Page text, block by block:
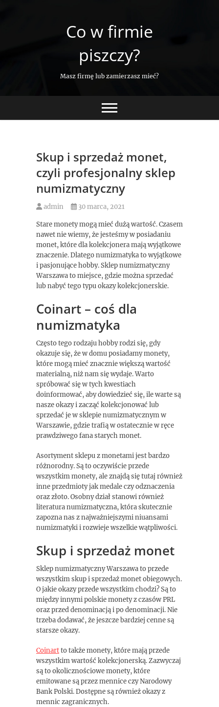
Co w firmie
piszczy?
Masz firmę lub zamierzasz mieć?
Skup i sprzedaż monet,
czyli profesjonalny sklep
numizmatyczny
admin 30 marca, 2021
Stare monety mogą mieć dużą wartość. Czasem
nawet nie wiemy, że jesteśmy w posiadaniu
monet, które dla kolekcjonera mają wyjątkowe
znaczenie. Dlatego numizmatyka to wyjątkowe
i pasjonujące hobby. Sklep numizmatyczny
Warszawa to miejsce, gdzie można sprzedać
lub nabyć tego typu okazy kolekcjonerskie.
Coinart – coś dla
numizmatyka
Często tego rodzaju hobby rodzi się, gdy
okazuje się, że w domu posiadamy monety,
które mogą mieć znacznie większą wartość
materialną, niż nam się wydaje. Warto
spróbować się w tych kwestiach
doinformować, aby dowiedzieć się, ile warte są
nasze okazy i zacząć kolekcjonować lub
sprzedać je w sklepie numizmatycznym w
Warszawie, gdzie trafią w ostatecznie w ręce
prawdziwego fana starych monet.
Asortyment sklepu z monetami jest bardzo
różnorodny. Są to oczywiście przede
wszystkim monety, ale znajdą się tutaj również
inne przedmioty jak medale czy odznaczenia
oraz złoto. Osobny dział stanowi również
literatura numizmatyczna, która skutecznie
zapozna nas z najważniejszymi niuansami
numizmatyki i rozwieje wszelkie wątpliwości.
Skup i sprzedaż monet
Sklep numizmatyczny Warszawa to przede
wszystkim skup i sprzedaż monet obiegowych.
O jakie okazy przede wszystkim chodzi? Są to
między innymi polskie monety z czasów PRL
oraz przed denominacją i po denominacji. Nie
trzeba dodawać, że jeszcze bardziej cenne są
starsze okazy.
Coinartto także monety, które mają przede
wszystkim wartość kolekcjonerską. Zazwyczaj
są to okolicznościowe monety, które
emitowane są przez mennice czy Narodowy
Bank Polski. Dostępne są również okazy z
mennic zagranicznych.